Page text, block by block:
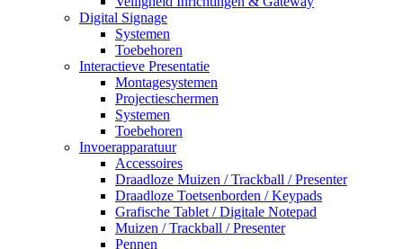
Digital Signage
Systemen
Toebehoren
Interactieve Presentatie
Montagesystemen
Projectieschermen
Systemen
Toebehoren
Invoerapparatuur
Accessoires
Draadloze Muizen / Trackball / Presenter
Draadloze Toetsenborden / Keypads
Grafische Tablet / Digitale Notepad
Muizen / Trackball / Presenter
Pennen